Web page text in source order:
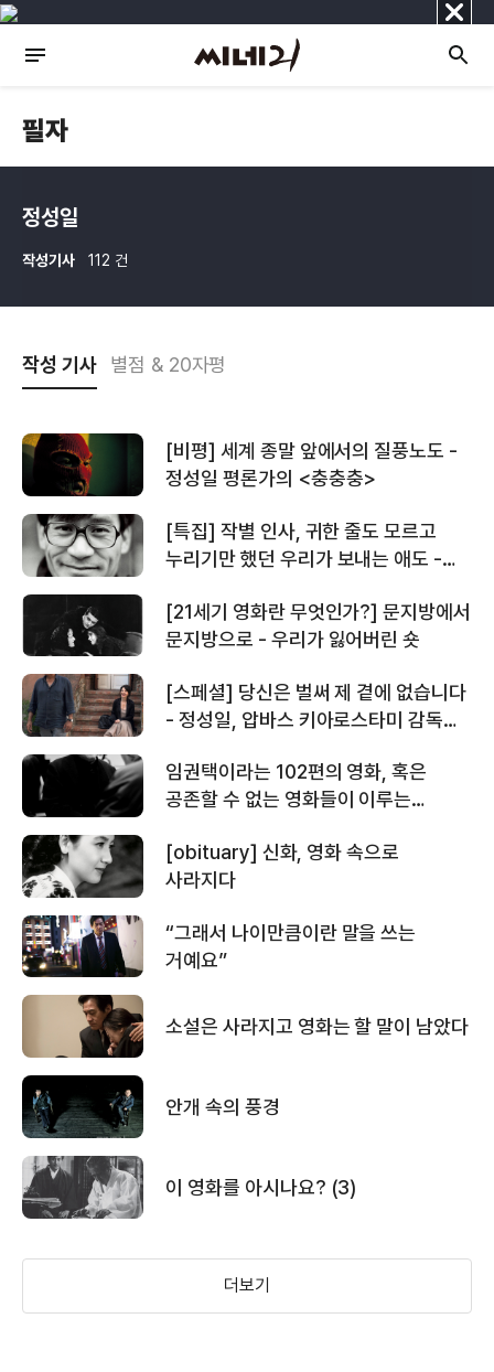
닫
기
필자
정성일
작성기사 112 건
작성 기사 별점 & 20자평
[비평] 세계 종말 앞에서의 질풍노도 -
정성일 평론가의 <충충충>
[특집] 작별 인사, 귀한 줄도 모르고
누리기만 했던 우리가 보내는 애도 -
[21세기 영화란 무엇인가?] 문지방에서
문지방으로 - 우리가 잃어버린 숏
[스페셜] 당신은 벌써 제 곁에 없습니다
- 정성일, 압바스 키아로스타미 감독을
임권택이라는 102편의 영화, 혹은
공존할 수 없는 영화들이 이루는
[obituary] 신화, 영화 속으로
사라지다
“그래서 나이만큼이란 말을 쓰는
거예요”
소설은 사라지고 영화는 할 말이 남았다
안개 속의 풍경
이 영화를 아시나요? (3)
더보기